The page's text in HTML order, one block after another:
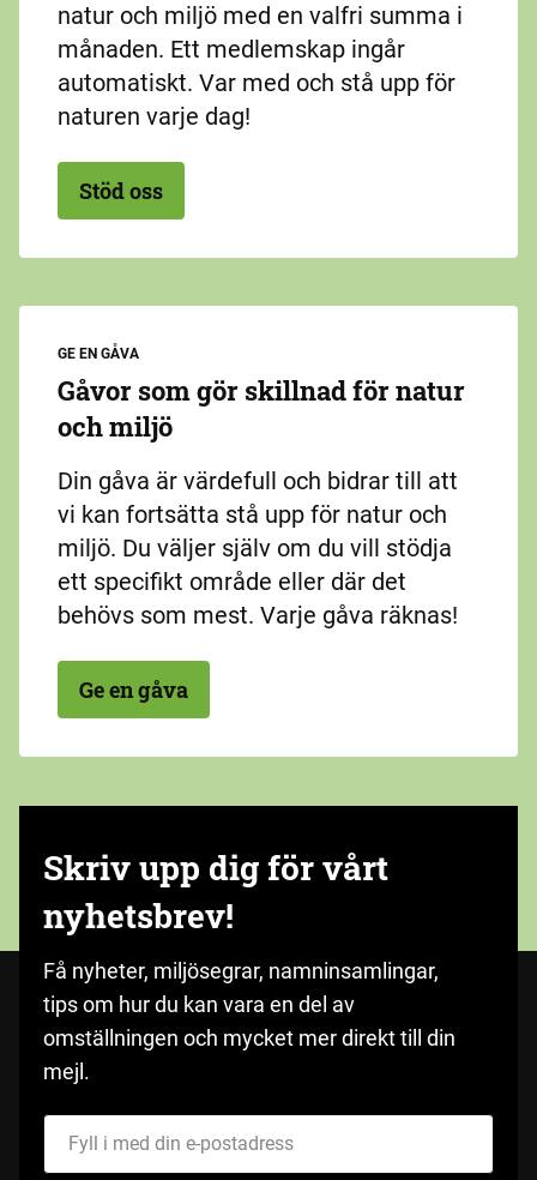
natur och miljö med en valfri summa i
månaden. Ett medlemskap ingår
automatiskt. Var med och stå upp för
naturen varje dag!
Stöd oss
GE EN GÅVA
Gåvor som gör skillnad för natur
och miljö
Din gåva är värdefull och bidrar till att
vi kan fortsätta stå upp för natur och
miljö. Du väljer själv om du vill stödja
ett specifikt område eller där det
behövs som mest. Varje gåva räknas!
Ge en gåva
Skriv upp dig för vårt
nyhetsbrev!
Få nyheter, miljösegrar, namninsamlingar,
tips om hur du kan vara en del av
omställningen och mycket mer direkt till din
mejl.